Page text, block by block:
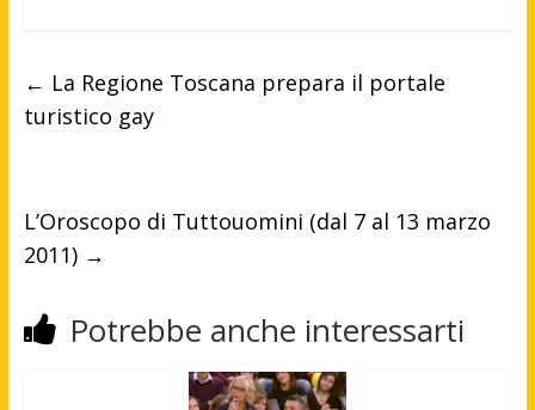
← La Regione Toscana prepara il portale
turistico gay
L’Oroscopo di Tuttouomini (dal 7 al 13 marzo
2011) →
Potrebbe anche interessarti